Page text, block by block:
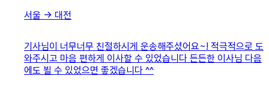
서울 → 대전
기사님이 너무너무 친절하시게 운송해주셨어요~! 적극적으로 도
와주시고 마음 편하게 이사할 수 있었습니다 든든한 이사님 다음
에도 뵐 수 있었으면 좋겠습니다 ^^